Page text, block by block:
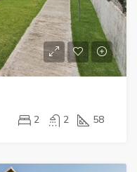
2 2 58